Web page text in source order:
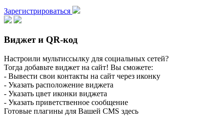
Зарегистрироваться
Виджет и QR-код
Настроили мультиссылку для социальных сетей?
Тогда добавьте виджет на сайт! Вы сможете:
- Вывести свои контакты на сайт через иконку
- Указать расположение виджета
- Указать цвет иконки виджета
- Указать приветственное сообщение
Готовые плагины для Вашей CMS здесь